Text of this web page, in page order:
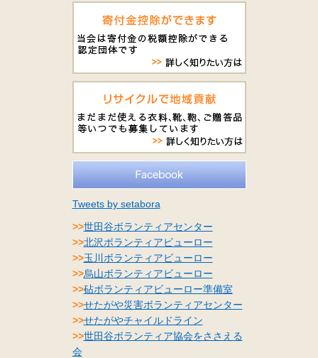
Tweets by setabora
>>世田谷ボランティアセンター
>>北沢ボランティアビューロー
>>玉川ボランティアビューロー
>>烏山ボランティアビューロー
>>砧ボランティアビューロー準備室
>>せたがや災害ボランティアセンター
>>せたがやチャイルドライン
>>世田谷ボランティア協会をささえる
会